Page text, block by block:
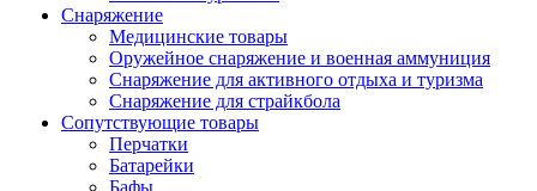
Снаряжение
Медицинские товары
Оружейное снаряжение и военная аммуниция
Снаряжение для активного отдыха и туризма
Снаряжение для страйкбола
Сопутствующие товары
Перчатки
Батарейки
Бафы